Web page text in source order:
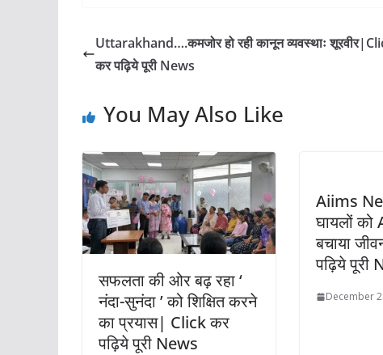
Uttarakhand….कमजोर हो रही कानून व्यवस्थाः
कर पढ़िये पूरी News
You May Also Like
सफलता की ओर बढ़ रहा ‘
नंदा-सुनंदा ’ को शिक्षित करने
का प्रयास| Click कर
पढ़िये पूरी News
Aiims
घायलों
बचाया
पढ़िये पूरी
December